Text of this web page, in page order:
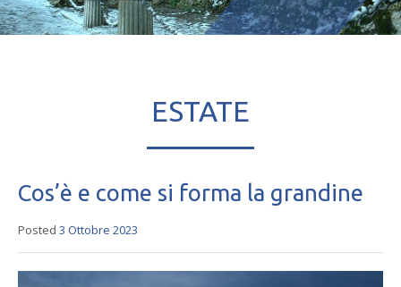
content
ESTATE
Cos’è e come si forma la grandine
Posted 3 Ottobre 2023